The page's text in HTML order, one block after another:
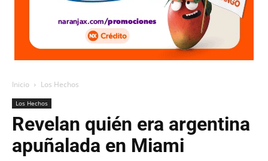
Inicio Los Hechos
Los Hechos
Revelan quién era argentina
apuñalada en Miami